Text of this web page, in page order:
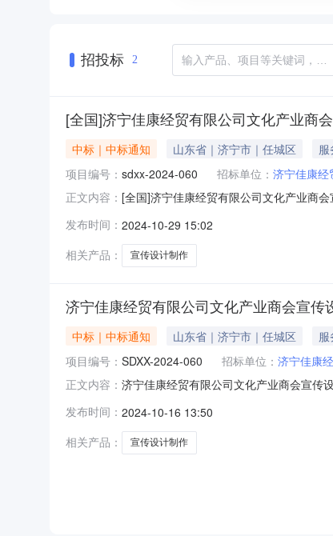
招投标 2
[全国]济宁佳康经贸有限公司文化产业商
中标｜中标通知 山东省｜济宁市｜任城区 服
项目编号： sdxx-2024-060 招标单位： 济宁佳康经
正文内容： [全国]济宁佳康经贸有限公司文化产业商
成交金额：￥115714.00元（大写：壹拾
济宁佳康经贸有限公司文
发布时间： 2024-10-29 15:02
相关产品：
宣传设计制作
济宁佳康经贸有限公司文化产业商会宣传
中标｜中标通知 山东省｜济宁市｜任城区 服
项目编号： SDXX-2024-060 招标单位： 济宁佳康
正文内容： 济宁佳康经贸有限公司文化产业商会宣传
￥115714.00元（大写：壹拾壹万伍仟柒
贸有限公司文化产业商会宣传设
发布时间： 2024-10-16 13:50
相关产品：
宣传设计制作